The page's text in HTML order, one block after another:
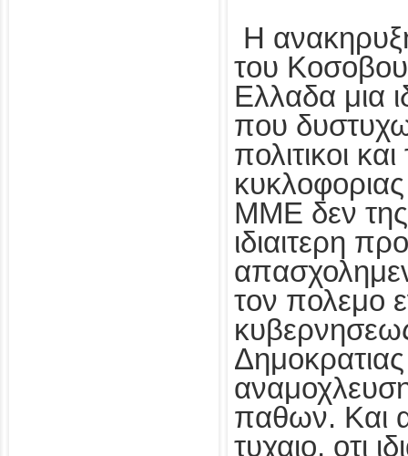
Η
του Κοσοβου
Ελλαδα μια
που
πολιτικοι
ΜΜΕ δεν
ιδιαιτερη
τον πολεμο
Δημοκρατιας
παθων. Και
τυχαιο, οτι